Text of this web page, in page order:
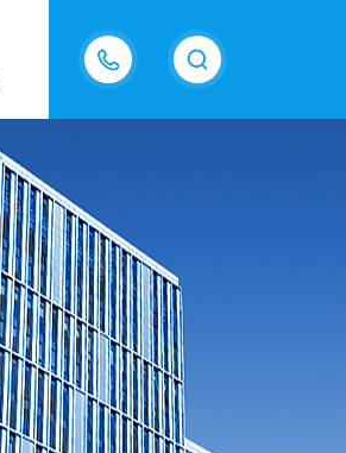
13335155207